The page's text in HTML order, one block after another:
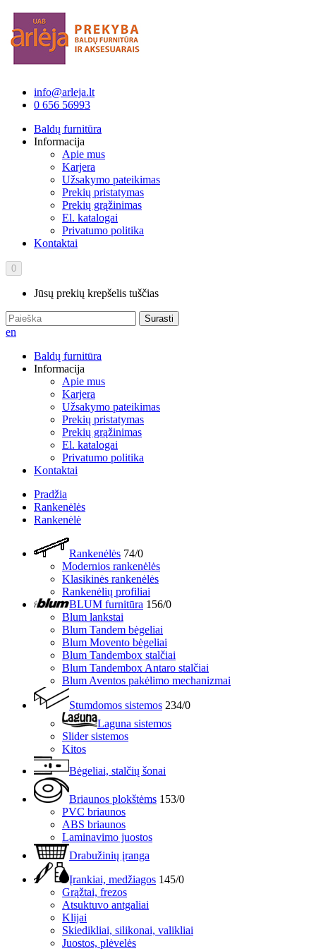
info@arleja.lt
0 656 56993
Baldų furnitūra
Informacija
Apie mus
Karjera
Užsakymo pateikimas
Prekių pristatymas
Prekių grąžinimas
El. katalogai
Privatumo politika
Kontaktai
0
Jūsų prekių krepšelis tuščias
Surasti
en
Baldų furnitūra
Informacija
Apie mus
Karjera
Užsakymo pateikimas
Prekių pristatymas
Prekių grąžinimas
El. katalogai
Privatumo politika
Kontaktai
Pradžia
Rankenėlės
Rankenėlė
Rankenėlės 74/0
Modernios rankenėlės
Klasikinės rankenėlės
Rankenėlių profiliai
BLUM furnitūra 156/0
Blum lankstai
Blum Tandem bėgeliai
Blum Movento bėgeliai
Blum Tandembox stalčiai
Blum Tandembox Antaro stalčiai
Blum Aventos pakėlimo mechanizmai
Stumdomos sistemos 234/0
Laguna sistemos
Slider sistemos
Kitos
Bėgeliai, stalčių šonai
Briaunos plokštėms 153/0
PVC briaunos
ABS briaunos
Laminavimo juostos
Drabužinių įranga
Įrankiai, medžiagos 145/0
Grąžtai, frezos
Atsuktuvo antgaliai
Klijai
Skiedikliai, silikonai, valikliai
Juostos, plėvelės